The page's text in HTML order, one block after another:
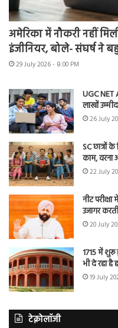
अमेरिका में नौकरी नहीं
इंजीनियर, बोले- संघर्ष ने
29 July 2026 - 8:00 PM
UGC
लाखों
26 July
SC
काम,
22 July
नीट
उजागर
20 July
1715 में
भी दे रहा है
19 July
टेक्नोलॉजी